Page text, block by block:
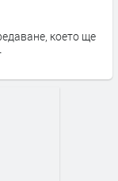
което ще